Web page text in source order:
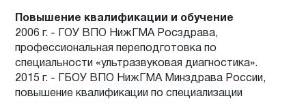
Повышение квалификации и обучение
2006 г. - ГОУ ВПО НижГМА Росздрава,
профессиональная переподготовка по
специальности «ультразвуковая диагностика».
2015 г. - ГБОУ ВПО НижГМА Минздрава России,
повышение квалификации по специализации